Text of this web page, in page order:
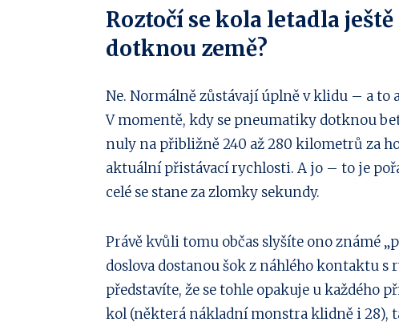
Roztočí se kola letadla
dotknou země?
Ne. Normálně zůstávají úplně v klidu – a to
V momentě, kdy se pneumatiky dotknou
nuly na přibližně 240 až 280 kilometrů za
aktuální přistávací rychlosti. A jo – to je
celé se stane za zlomky sekundy.
Právě kvůli tomu občas slyšíte ono známé
doslova dostanou šok z náhlého kontaktu s
představíte, že se tohle opakuje u každého
kol (některá nákladní monstra klidně i 28),